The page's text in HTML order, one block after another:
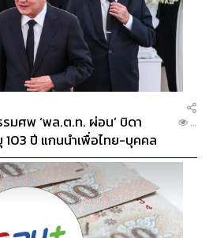
มศพ ‘พล.ต.ท. ผ่อน’ บิดา
103 ปี แกนนำเพื่อไทย-บุคคล
...